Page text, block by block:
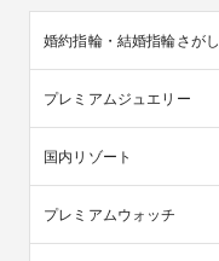
婚約指輪・結婚指輪さがし
プレミアムジュエリー
国内リゾート
プレミアムウォッチ